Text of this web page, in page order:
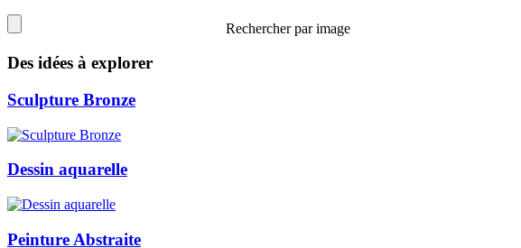
Rechercher par image
Des idées à explorer
Sculpture Bronze
Dessin aquarelle
Peinture Abstraite